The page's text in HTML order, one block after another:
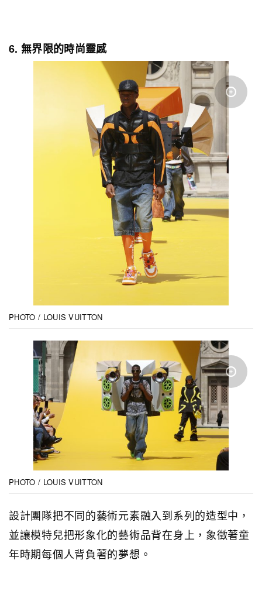
6. 無界限的時尚靈感
PHOTO / LOUIS VUITTON
PHOTO / LOUIS VUITTON
設計團隊把不同的藝術元素融入到系列的造型中，
並讓模特兒把形象化的藝術品背在身上，象徵著童
年時期每個人背負著的夢想。